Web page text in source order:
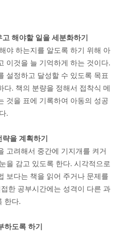
해야할 일을 세분화하기
야 하는지를 알도록 하기 위해 아
이것을 늘 기억하게 하는 것이다.
설정하고 달성할 수 있도록 목표
다. 책의 분량을 정해서 접착식 메
것을 표에 기록하여 아동의 성공
.
을 계획하기
고려해서 중간에 기지개를 켜거
을 감고 있도록 한다. 시각적으로
보다는 책을 읽어 주거나 문제를
한 공부시간에는 성격이 다른 과
한다.
도록 하기